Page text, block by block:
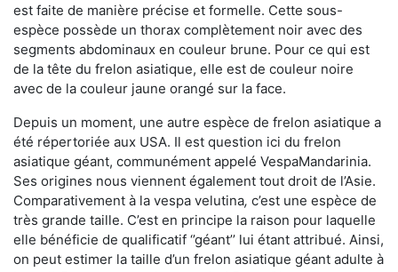
est faite de manière précise et formelle. Cette sous-
espèce possède un thorax complètement noir avec des
segments abdominaux en couleur brune. Pour ce qui est
de la tête du frelon asiatique, elle est de couleur noire
avec de la couleur jaune orangé sur la face.
Depuis un moment, une autre espèce de frelon asiatique a
été répertoriée aux USA. Il est question ici du frelon
asiatique géant, communément appelé VespaMandarinia.
Ses origines nous viennent également tout droit de l’Asie.
Comparativement à la vespa velutina, c’est une espèce de
très grande taille. C’est en principe la raison pour laquelle
elle bénéficie de qualificatif ‘’géant’’ lui étant attribué. Ainsi,
on peut estimer la taille d’un frelon asiatique géant adulte à